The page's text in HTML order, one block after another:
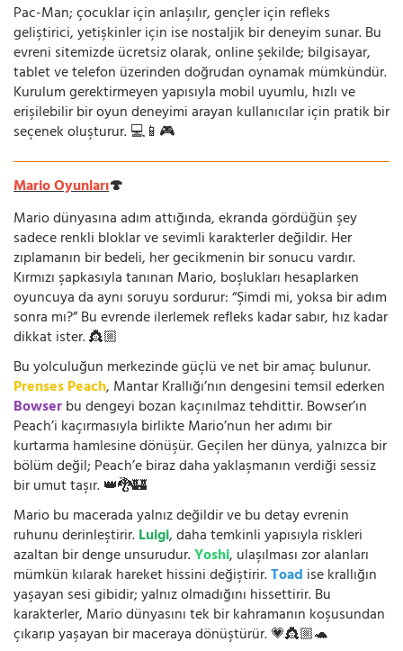
Pac-Man; çocuklar için anlaşılır, gençler için refleks
geliştirici, yetişkinler için ise nostaljik bir deneyim sunar. Bu
evreni sitemizde ücretsiz olarak, online şekilde; bilgisayar,
tablet ve telefon üzerinden doğrudan oynamak mümkündür.
Kurulum gerektirmeyen yapısıyla mobil uyumlu, hızlı ve
erişilebilir bir oyun deneyimi arayan kullanıcılar için pratik bir
seçenek oluşturur. 💻📱🎮
Mario Oyunları🍄
Mario dünyasına adım attığında, ekranda gördüğün şey
sadece renkli bloklar ve sevimli karakterler değildir. Her
zıplamanın bir bedeli, her gecikmenin bir sonucu vardır.
Kırmızı şapkasıyla tanınan Mario, boşlukları hesaplarken
oyuncuya da aynı soruyu sordurur: “Şimdi mi, yoksa bir adım
sonra mı?” Bu evrende ilerlemek refleks kadar sabır, hız kadar
dikkat ister. 👸🏼
Bu yolculuğun merkezinde güçlü ve net bir amaç bulunur.
Prenses Peach, Mantar Krallığı’nın dengesini temsil ederken
Bowserbu dengeyi bozan kaçınılmaz tehdittir. Bowser’ın
Peach’i kaçırmasıyla birlikte Mario’nun her adımı bir
kurtarma hamlesine dönüşür. Geçilen her dünya, yalnızca bir
bölüm değil; Peach’e biraz daha yaklaşmanın verdiği sessiz
bir umut taşır. 👑🐉🏰
Mario bu macerada yalnız değildir ve bu detay evrenin
ruhunu derinleştirir.Luigi, daha temkinli yapısıyla riskleri
azaltan bir denge unsurudur.Yoshi, ulaşılması zor alanları
mümkün kılarak hareket hissini değiştirir.Toad ise krallığın
yaşayan sesi gibidir; yalnız olmadığını hissettirir. Bu
karakterler, Mario dünyasını tek bir kahramanın koşusundan
çıkarıp yaşayan bir maceraya dönüştürür. 💗👸🏼🐢